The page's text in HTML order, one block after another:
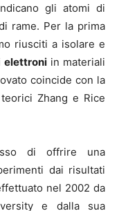
gli atomi di
rame. Per la prima
riusciti a isolare e
elettroniin materiali
coincide con la
Zhang e Rice
di offrire una
dai risultati
nel 2002 da
e dalla sua